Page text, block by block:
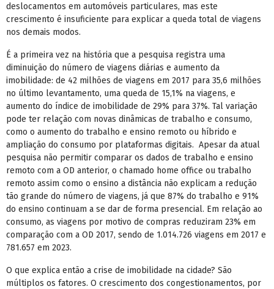
deslocamentos em automóveis particulares, mas este
crescimento é insuficiente para explicar a queda total de viagens
nos demais modos.
É a primeira vez na história que a pesquisa registra uma
diminuição do número de viagens diárias e aumento da
imobilidade: de 42 milhões de viagens em 2017 para 35,6 milhões
no último levantamento, uma queda de 15,1% na viagens, e
aumento do índice de imobilidade de 29% para 37%. Tal variação
pode ter relação com novas dinâmicas de trabalho e consumo,
como o aumento do trabalho e ensino remoto ou híbrido e
ampliação do consumo por plataformas digitais. Apesar da atual
pesquisa não permitir comparar os dados de trabalho e ensino
remoto com a OD anterior, o chamado home office ou trabalho
remoto assim como o ensino a distância não explicam a redução
tão grande do número de viagens, já que 87% do trabalho e 91%
do ensino continuam a se dar de forma presencial. Em relação ao
consumo, as viagens por motivo de compras reduziram 23% em
comparação com a OD 2017, sendo de 1.014.726 viagens em 2017 e
781.657 em 2023.
O que explica então a crise de imobilidade na cidade? São
múltiplos os fatores. O crescimento dos congestionamentos, por